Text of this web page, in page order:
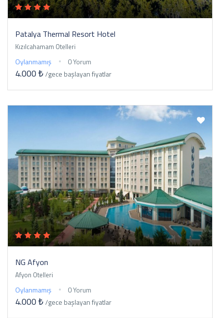
Patalya Thermal Resort Hotel
Kızılcahamam Otelleri
Oylanmamış 0 Yorum
4.000 ₺/gece başlayan fiyatlar
NG Afyon
Afyon Otelleri
Oylanmamış 0 Yorum
4.000 ₺/gece başlayan fiyatlar